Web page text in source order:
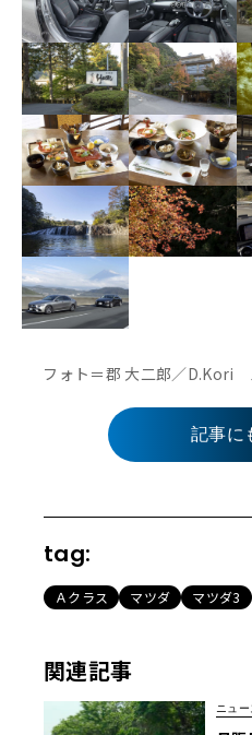
フォト＝郡 大二郎／D.Kori
記事に
tag:
Ａクラス マツダ マツダ3
関連記事
ニュ